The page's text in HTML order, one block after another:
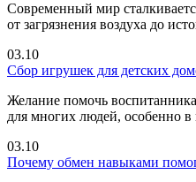
Современный мир
от загрязнения воздуха до
03.10
Сбор игрушек для детских
Желание помочь
для многих людей, особенно в
03.10
Почему обмен навыками